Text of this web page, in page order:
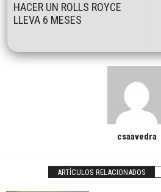
HACER UN ROLLS ROYCE
LLEVA 6 MESES
csaavedra
ARTÍCULOS RELACIONADOS